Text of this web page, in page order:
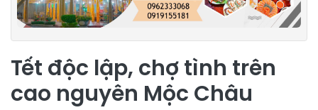
Tết độc lập, chợ tình trên
cao nguyên Mộc Châu